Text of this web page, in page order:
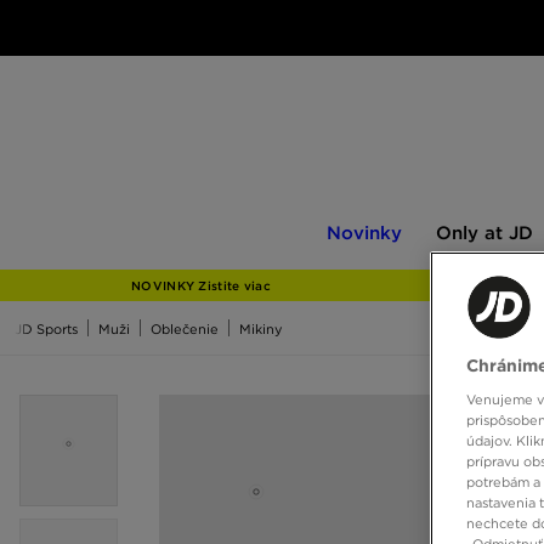
Novinky
JD
Only at JD
NOVINKY Zistite viac
JD Sports Muži Oblečenie Mikiny
Venujeme
údajov.
prípravu
potrebám
nastavenia
nechcete